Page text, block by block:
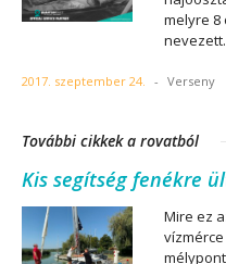
melyre 8
nevezett.
2017. szeptember 24. - Verseny
További cikkek a rovatból
Kis segítség fenékre
Mire ez